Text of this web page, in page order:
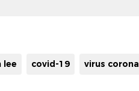
lee covid-19 virus corona